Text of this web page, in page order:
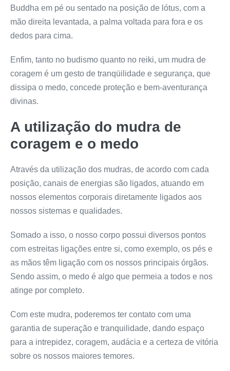
Buddha em pé ou sentado na posição de lótus, com a
mão direita levantada, a palma voltada para fora e os
dedos para cima.
Enfim, tanto no budismo quanto no reiki, um mudra de
coragem é um gesto de tranqüilidade e segurança, que
dissipa o medo, concede proteção e bem-aventurança
divinas.
A utilização do mudra de
coragem e o medo
Através da utilização dos mudras, de acordo com cada
posição, canais de energias são ligados, atuando em
nossos elementos corporais diretamente ligados aos
nossos sistemas e qualidades.
Somado a isso, o nosso corpo possui diversos pontos
com estreitas ligações entre si, como exemplo, os pés e
as mãos têm ligação com os nossos principais órgãos.
Sendo assim, o medo é algo que permeia a todos e nos
atinge por completo.
Com este mudra, poderemos ter contato com uma
garantia de superação e tranquilidade, dando espaço
para a intrepidez, coragem, audácia e a certeza de vitória
sobre os nossos maiores temores.